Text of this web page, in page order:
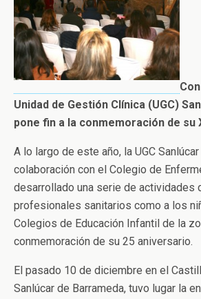
Unidad de Gestión Clínica (UGC)
pone fin a la conmemoración de su
A lo largo de este año, la UGC
colaboración con el Colegio de
desarrollado una serie de actividades
profesionales sanitarios como a los
Colegios de Educación Infantil de la
conmemoración de su 25 aniversario.
El pasado 10 de diciembre en el
Sanlúcar de Barrameda, tuvo lugar la